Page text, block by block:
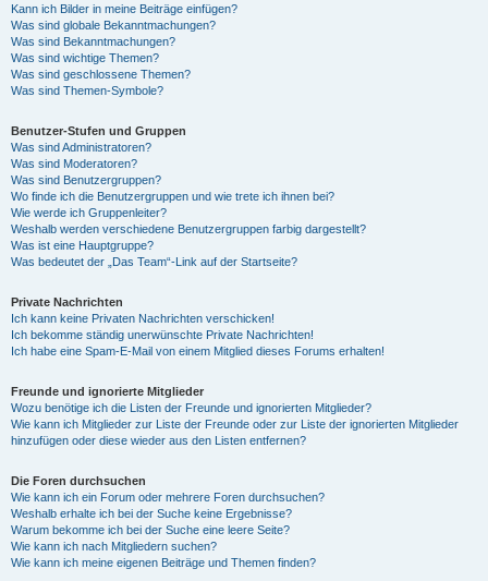
Kann ich Bilder in meine Beiträge einfügen?
Was sind globale Bekanntmachungen?
Was sind Bekanntmachungen?
Was sind wichtige Themen?
Was sind geschlossene Themen?
Was sind Themen-Symbole?
Benutzer-Stufen und Gruppen
Was sind Administratoren?
Was sind Moderatoren?
Was sind Benutzergruppen?
Wo finde ich die Benutzergruppen und wie trete ich ihnen bei?
Wie werde ich Gruppenleiter?
Weshalb werden verschiedene Benutzergruppen farbig dargestellt?
Was ist eine Hauptgruppe?
Was bedeutet der „Das Team“-Link auf der Startseite?
Private Nachrichten
Ich kann keine Privaten Nachrichten verschicken!
Ich bekomme ständig unerwünschte Private Nachrichten!
Ich habe eine Spam-E-Mail von einem Mitglied dieses Forums erhalten!
Freunde und ignorierte Mitglieder
Wozu benötige ich die Listen der Freunde und ignorierten Mitglieder?
Wie kann ich Mitglieder zur Liste der Freunde oder zur Liste der ignorierten Mitglieder
hinzufügen oder diese wieder aus den Listen entfernen?
Die Foren durchsuchen
Wie kann ich ein Forum oder mehrere Foren durchsuchen?
Weshalb erhalte ich bei der Suche keine Ergebnisse?
Warum bekomme ich bei der Suche eine leere Seite?
Wie kann ich nach Mitgliedern suchen?
Wie kann ich meine eigenen Beiträge und Themen finden?